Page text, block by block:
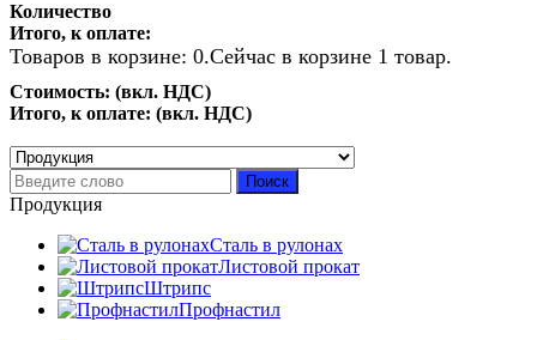
Количество
Итого, к оплате:
Товаров в корзине: 0.Сейчас в корзине 1 товар.
Стоимость: (вкл. НДС)
Итого, к оплате: (вкл. НДС)
Поиск
Продукция
Сталь в рулонах
Листовой прокат
Штрипс
Профнастил